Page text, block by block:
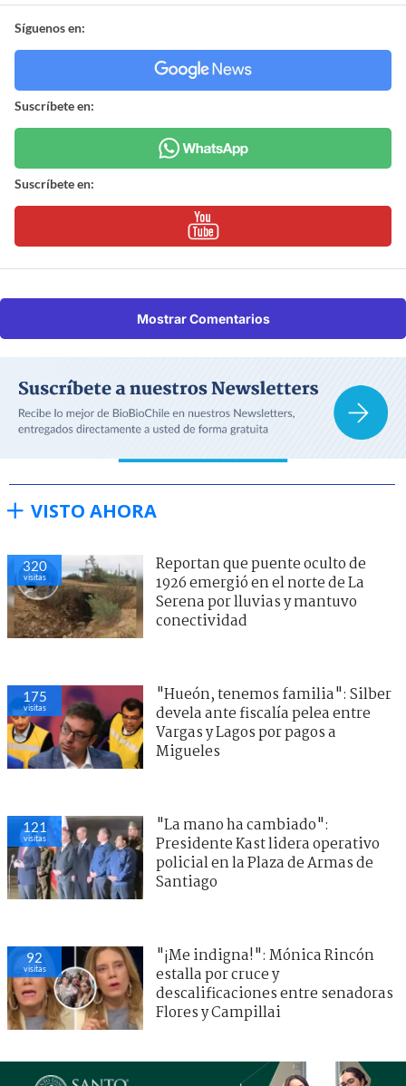
Síguenos en:
Suscríbete en:
Suscríbete en:
Mostrar Comentarios
VISTO AHORA
320
visitas
Reportan que puente oculto de
1926 emergió en el norte de La
Serena por lluvias y mantuvo
conectividad
175
visitas
"Hueón, tenemos familia": Silber
devela ante fiscalía pelea entre
Vargas y Lagos por pagos a
Migueles
122
visitas
"La mano ha cambiado":
Presidente Kast lidera operativo
policial en la Plaza de Armas de
Santiago
94
visitas
"¡Me indigna!": Mónica Rincón
estalla por cruce y
descalificaciones entre senadoras
Flores y Campillai